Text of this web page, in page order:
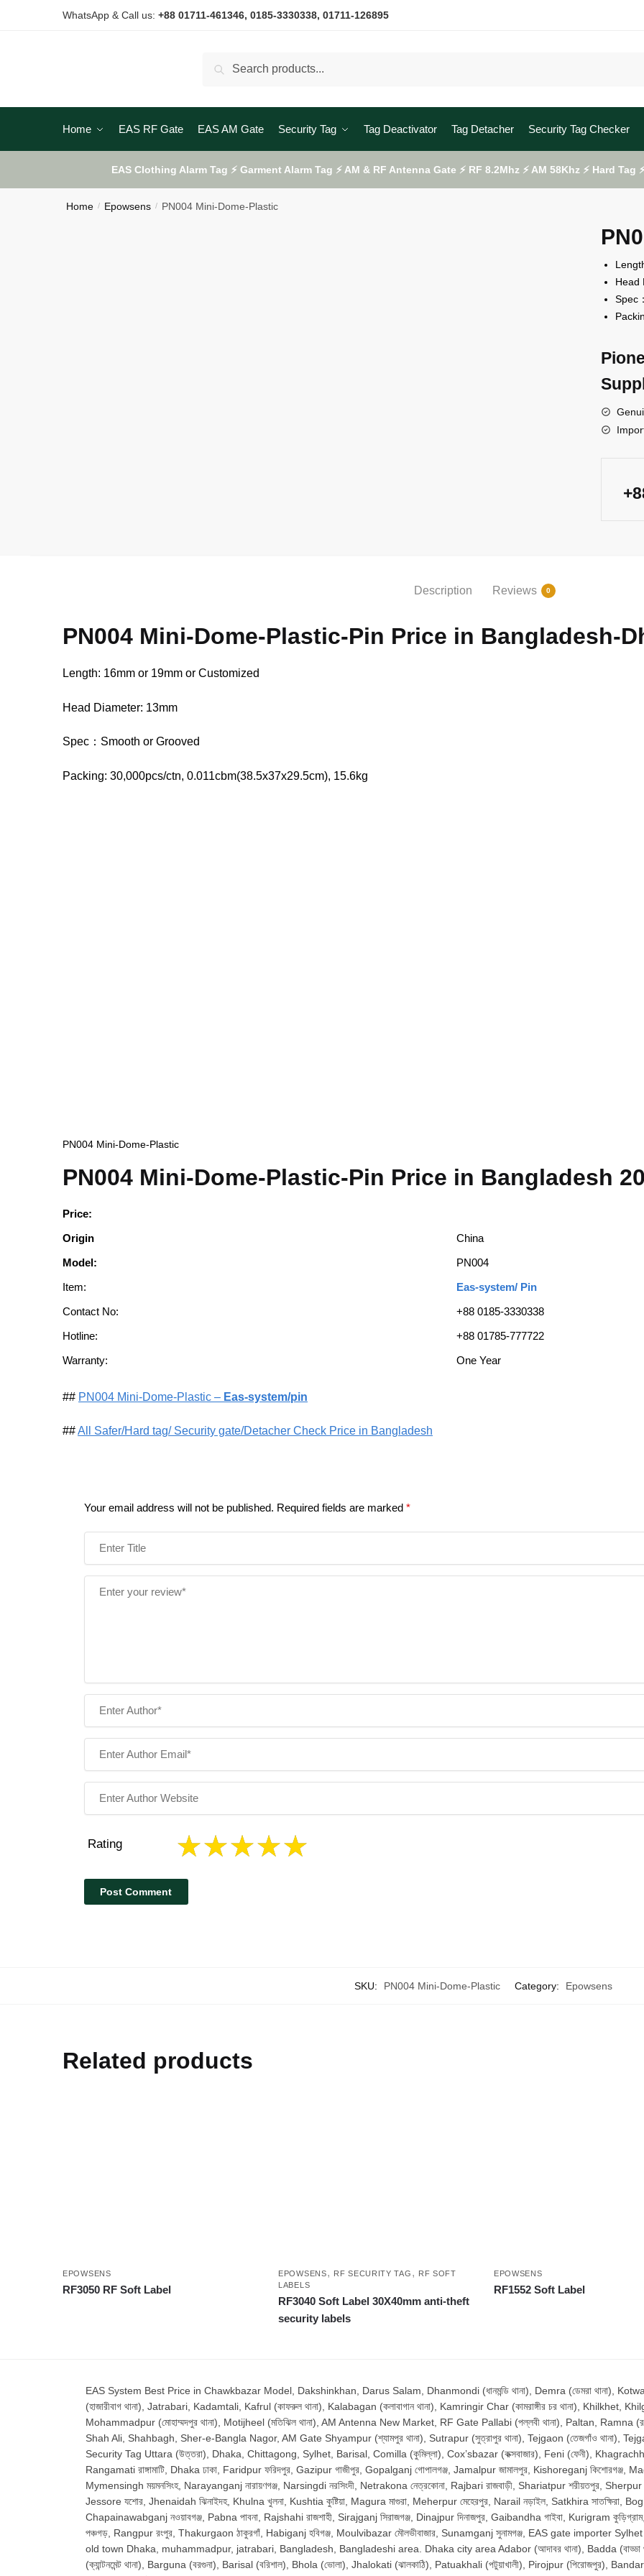
WhatsApp & Call us: +88 01711-461346, 0185-3330338, 01711-126895
Search
Home EAS RF Gate EAS AM Gate Security Tag Tag Deactivator Tag Detacher Security Tag Checker
EAS Clothing Alarm Tag ⚡ Garment Alarm Tag ⚡ AM & RF Antenna Gate ⚡ RF 8.2Mhz ⚡ AM 58Khz ⚡ Hard Tag
Home / Epowsens / PN004 Mini-Dome-Plastic
Head
Spec
Description Reviews 0
PN004 Mini-Dome-Plastic-Pin Price in Bangladesh-
Length: 16mm or 19mm or Customized
Head Diameter: 13mm
Spec：Smooth or Grooved
Packing: 30,000pcs/ctn, 0.011cbm(38.5x37x29.5cm), 15.6kg
PN004 Mini-Dome-Plastic
PN004 Mini-Dome-Plastic-Pin Price in Bangladesh
Price:
Origin
China
Model:
PN004
Item:
Eas-system/ Pin
Contact No:
+88 0185-3330338
Hotline:
+88 01785-777722
Warranty:
One Year
## PN004 Mini-Dome-Plastic – Eas-system/pin
##All Safer/Hard tag/ Security gate/Detacher Check Price in Bangladesh
Your email address will not be published. Required fields are marked*
Rating
SKU: PN004 Mini-Dome-Plastic Category: Epowsens
Related products
EPOWSENS
RF3050 RF Soft Label
EPOWSENS, RF SECURITY TAG , RF SOFT
LABELS
RF3040 Soft Label 30X40mm anti-theft
security labels
EPOWSENS
RF1552 Soft Label
EAS System Best Price in Chawkbazar Model, Dakshinkhan, Darus Salam, Dhanmondi (ধানমন্ডি থানা), Demra (ডেমরা থানা),
(হাজারীবাগ থানা), Jatrabari, Kadamtali, Kafrul (কাফরুল থানা), Kalabagan (কলাবাগান থানা), Kamringir Char (কামরাঙ্গীর চর থানা), Khilkhet,
Mohammadpur (মোহাম্মদপুর থানা), Motijheel (মতিঝিল থানা), AM Antenna New Market, RF Gate Pallabi (পল্লবী থানা), Paltan, Ramna
Shah Ali, Shahbagh, Sher-e-Bangla Nagor, AM Gate Shyampur (শ্যামপুর থানা), Sutrapur (সুত্রাপুর থানা), Tejgaon (তেজগাঁও থানা),
Security Tag Uttara (উত্তরা), Dhaka, Chittagong, Sylhet, Barisal, Comilla (কুমিল্লা), Cox’sbazar (কক্সবাজার), Feni (ফেনী),
Rangamati রাঙ্গামাটি, Dhaka ঢাকা, Faridpur ফরিদপুর, Gazipur গাজীপুর, Gopalganj গোপালগঞ্জ, Jamalpur জামালপুর, Kishoreganj কিশোরগঞ্জ,
Mymensingh ময়মনসিংহ, Narayanganj নারায়ণগঞ্জ, Narsingdi নরসিংদী, Netrakona নেত্রকোনা, Rajbari রাজবাড়ী, Shariatpur শরীয়তপুর, Sherpur
Jessore যশোর, Jhenaidah ঝিনাইদহ, Khulna খুলনা, Kushtia কুষ্টিয়া, Magura মাগুরা, Meherpur মেহেরপুর, Narail নড়াইল, Satkhira সাতক্ষিরা,
Chapainawabganj নওয়াবগঞ্জ, Pabna পাবনা, Rajshahi রাজশাহী, Sirajganj সিরাজগঞ্জ, Dinajpur দিনাজপুর, Gaibandha গাইবা, Kurigram
পঞ্চগড়, Rangpur রংপুর, Thakurgaon ঠাকুরগাঁ, Habiganj হবিগঞ্জ, Moulvibazar মৌলভীবাজার, Sunamganj সুনামগঞ্জ, EAS gate importer
old town Dhaka, muhammadpur, jatrabari, Bangladesh, Bangladeshi area. Dhaka city area Adabor (আদাবর থানা), Badda (বাড্ডা
(ক্যান্টনমেন্ট থানা), Barguna (বরগুনা), Barisal (বরিশাল), Bhola (ভোলা), Jhalokati (ঝালকাঠি), Patuakhali (পটুয়াখালী), Pirojpur (পিরোজপুর),